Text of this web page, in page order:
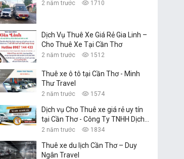
2 năm trước 1710
Dịch Vụ Thuê Xe Giá Rẻ Gia Linh –
Cho Thuê Xe Tại Cần Thơ
2 năm trước 1512
Thuê xe ô tô tại Cần Thơ - Minh
Thư Travel
2 năm trước 1574
Dịch vụ Cho Thuê xe giá rẻ uy tín
tại Cần Thơ - Công Ty TNHH Dịch
Vụ Du Lịch Nguyễn Linh
2 năm trước 1834
Thuê xe du lịch Cần Thơ – Duy
Ngân Travel